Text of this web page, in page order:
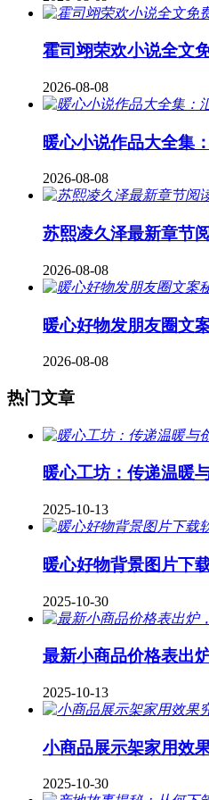
霍司翊荣欢小说全文
2026-08-08
暖心小说作品大全集
2026-08-08
苏熙凌久泽最新章节
2026-08-08
暖心好物发朋友圈文
2026-08-08
热门文章
暖心工坊：传递温暖
2025-10-13
暖心好物背景图片下
2025-10-30
最新小商品价格表出
2025-10-13
小商品展示架家用效
2025-10-30